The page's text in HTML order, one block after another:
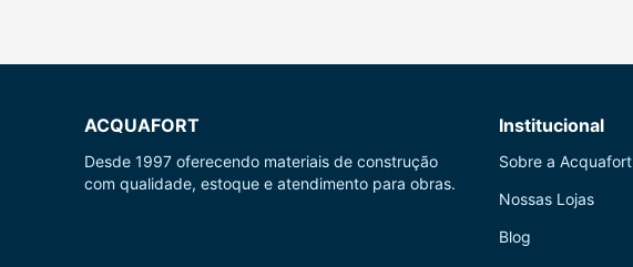
ACQUAFORT
Desde 1997 oferecendo materiais de construção
com qualidade, estoque e atendimento para obras.
Institucional
Sobre a Acquafort
Nossas Lojas
Blog